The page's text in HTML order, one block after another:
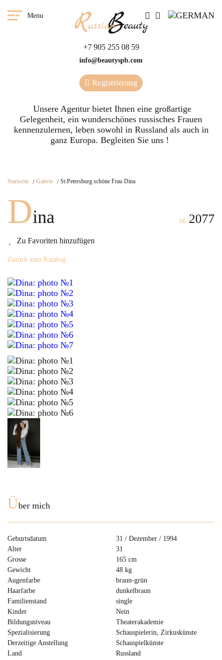
Menu
+7 905 255 08 59
info@beautyspb.com
Registrierung
Unsere Agentur bietet Ihnen eine großartige
Gelegenheit, ein wunderschönes russisches Frauen
kennenzulernen, leben sowohl in Russland als auch in
ganz Europa. Begleiten Sie uns !
Startseite Galerie St.Petersburg schöne Frau Dina
Dina
Zu Favoriten hinzufügen
id: 2077
Zurück zum Katalog
Über mich
Geburtsdatum
31 / Dezember / 1994
Alter
31
Grosse
165 cm
Gewicht
48 kg
Augenfarbe
braun-grün
Haarfarbe
dunkelbraun
Familienstand
single
Kinder
Nein
Bildungsniveau
Theaterakademie
Spezialisierung
Schauspielerin, Zirkuskünste
Derzeitige Anstellung
Schauspielkünste
Land
Russland